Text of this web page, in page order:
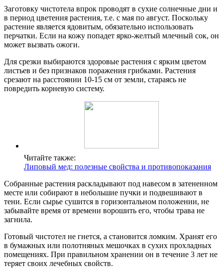
Заготовку чистотела впрок проводят в сухие солнечные дни и
в период цветения растения, т.е. с мая по август. Поскольку
растение является ядовитым, обязательно использовать
перчатки. Если на кожу попадет ярко-желтый млечный сок, он
может вызвать ожоги.
Для срезки выбираются здоровые растения с ярким цветом
листьев и без признаков поражения грибками. Растения
срезают на расстоянии 10-15 см от земли, стараясь не
повредить корневую систему.
Читайте также:
Липовый мед: полезные свойства и противопоказания
Собранные растения раскладывают под навесом в затененном
месте или собирают в небольшие пучки и подвешивают в
тени. Если сырье сушится в горизонтальном положении, не
забывайте время от времени ворошить его, чтобы трава не
загнила.
Готовый чистотел не гнется, а становится ломким. Хранят его
в бумажных или полотняных мешочках в сухих прохладных
помещениях. При правильном хранении он в течение 3 лет не
теряет своих лечебных свойств.